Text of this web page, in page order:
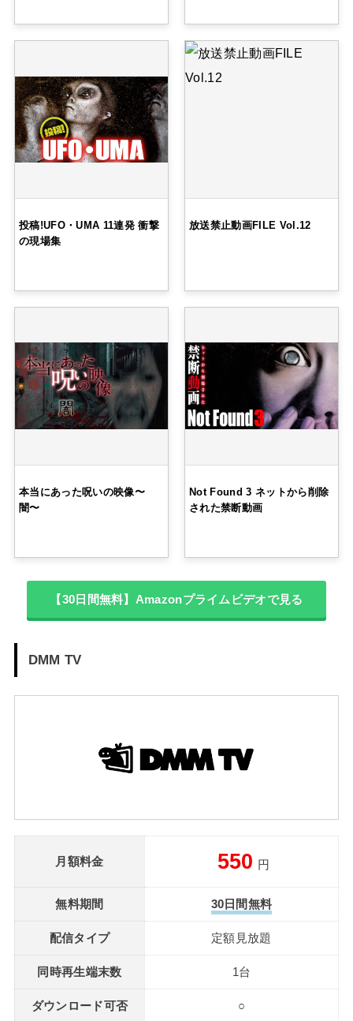
投稿!UFO・UMA 11連発 衝撃
の現場集
放送禁止動画FILE Vol.12
本当にあった呪いの映像〜
闇〜
Not Found 3 ネットから削除
された禁断動画
【30日間無料】Amazonプライムビデオで見る
DMM TV
月額料金 550 円
無料期間 30日間無料
配信タイプ 定額見放題
同時再生端末数 1台
ダウンロード可否 ○